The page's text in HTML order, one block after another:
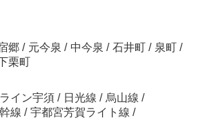
郷 / 元今泉 / 中今泉 / 石井町 / 泉町 /
栗町
イン宇須 / 日光線 / 烏山線 /
線 / 宇都宮芳賀ライト線 /